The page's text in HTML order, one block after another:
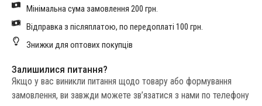
Мінімальна сума замовлення 200 грн.
Відправка з післяплатою, по передоплаті 100 грн.
Знижки для оптових покупців
Залишилися питання?
Якщо у вас виникли питання щодо товару або формування
замовлення, ви завжди можете зв’язатися з нами по телефону